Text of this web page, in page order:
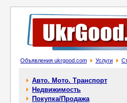
Объявления ukrgood.com Услуги
Авто. Мото. Транспорт
Недвижимость
Покупка/Продажа